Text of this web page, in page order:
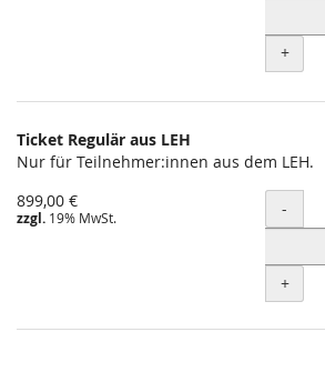
+
Ticket Regulär aus LEH
Nur für Teilnehmer:innen aus dem LEH.
899,00 €
zzgl. 19% MwSt. Menge
-
+